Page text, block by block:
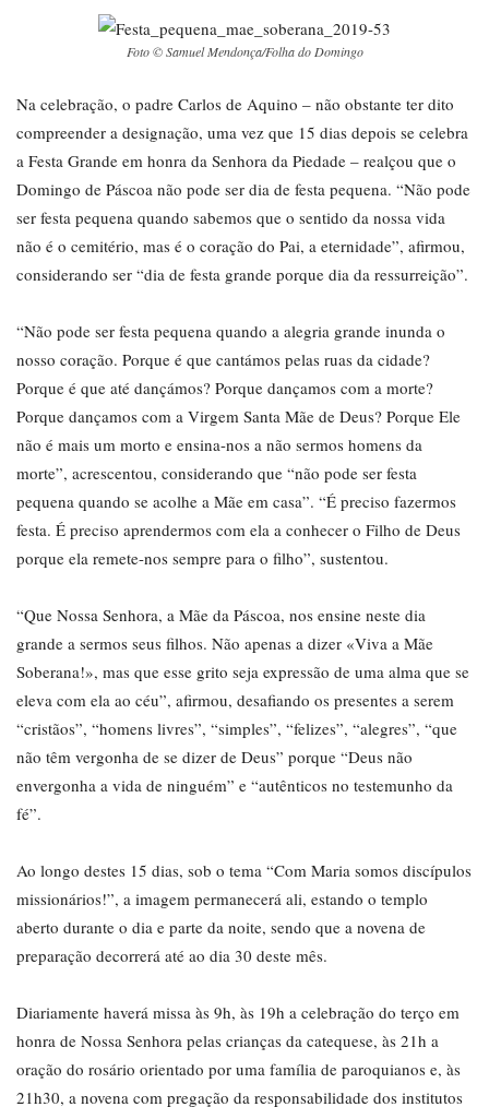
Foto © Samuel Mendonça/Folha do Domingo
Na celebração, o padre Carlos de Aquino – não obstante ter dito
compreender a designação, uma vez que 15 dias depois se celebra
a Festa Grande em honra da Senhora da Piedade – realçou que o
Domingo de Páscoa não pode ser dia de festa pequena. “Não pode
ser festa pequena quando sabemos que o sentido da nossa vida
não é o cemitério, mas é o coração do Pai, a eternidade”, afirmou,
considerando ser “dia de festa grande porque dia da ressurreição”.
“Não pode ser festa pequena quando a alegria grande inunda o
nosso coração. Porque é que cantámos pelas ruas da cidade?
Porque é que até dançámos? Porque dançamos com a morte?
Porque dançamos com a Virgem Santa Mãe de Deus? Porque Ele
não é mais um morto e ensina-nos a não sermos homens da
morte”, acrescentou, considerando que “não pode ser festa
pequena quando se acolhe a Mãe em casa”. “É preciso fazermos
festa. É preciso aprendermos com ela a conhecer o Filho de Deus
porque ela remete-nos sempre para o filho”, sustentou.
“Que Nossa Senhora, a Mãe da Páscoa, nos ensine neste dia
grande a sermos seus filhos. Não apenas a dizer «Viva a Mãe
Soberana!», mas que esse grito seja expressão de uma alma que se
eleva com ela ao céu”, afirmou, desafiando os presentes a serem
“cristãos”, “homens livres”, “simples”, “felizes”, “alegres”, “que
não têm vergonha de se dizer de Deus” porque “Deus não
envergonha a vida de ninguém” e “autênticos no testemunho da
fé”.
Ao longo destes 15 dias, sob o tema “Com Maria somos discípulos
missionários!”, a imagem permanecerá ali, estando o templo
aberto durante o dia e parte da noite, sendo que a novena de
preparação decorrerá até ao dia 30 deste mês.
Diariamente haverá missa às 9h, às 19h a celebração do terço em
honra de Nossa Senhora pelas crianças da catequese, às 21h a
oração do rosário orientado por uma família de paroquianos e, às
21h30, a novena com pregação da responsabilidade dos institutos